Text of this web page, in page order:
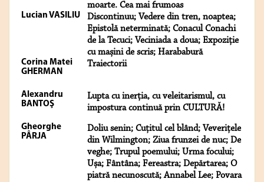
moarte. Cea mai frumoas
Lucian VASILIU
Discontinuu; Vedere din tren, noaptea;
Epistolă neterminată; Conacul Conachi
de la Tecuci; Veciniada a doua; Expoziție
cu mașini de scris; Harababură
Corina Matei
GHERMAN
Traiectorii
Alexandru
BANTOŞ
Lupta cu inerția, cu veleitarismul, cu
impostura continuă prin CULTURĂ!
Gheorghe
PÂRJA
Doliu senin; Cuțitul cel blând; Veverițele
din Wilmington; Ziua frunzei de nuc; De
veghe; Trupul poemului; Urma focului;
Ușa; Fântâna; Fereastra; Depărtarea; O
piatră necunoscută; Annabel Lee; Povara